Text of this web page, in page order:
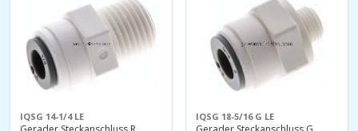
IQSG 14-1/4 LE IQSG 18-5/16 G LE